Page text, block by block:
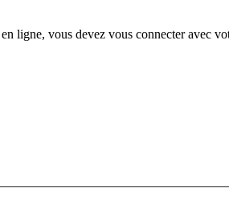
ligne, vous devez vous connecter avec